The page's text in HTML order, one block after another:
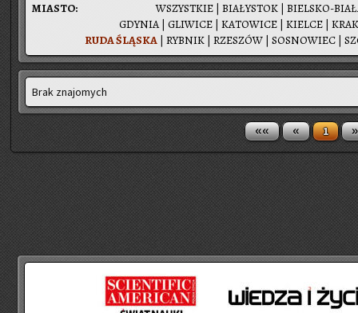
WSZYST­KIE | BIA­ŁY­STOK | BIEL­SKO-
GDY­NIA| GLI­WI­CE | KA­TO­WI­CE | KIEL­CE |
RUDA ŚLĄ­SKA | RYB­NIK | RZE­SZÓW | SO­SNO­WIEC |
MIA­STO:
Brak znajomych
«« « 1 »